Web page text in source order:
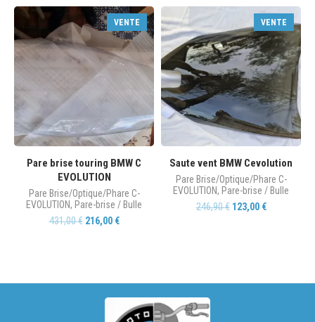
VENTE
Pare brise touring BMW C
EVOLUTION
Pare Brise/Optique/Phare C-
EVOLUTION, Pare-brise / Bulle
431,00€ 216,00 €
VENTE
Saute vent BMW Cevolution
Pare Brise/Optique/Phare C-
EVOLUTION, Pare-brise / Bulle
246,90€ 123,00 €